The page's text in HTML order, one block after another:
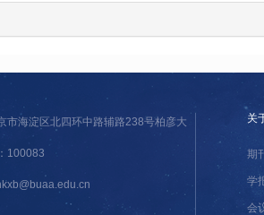
市海淀区北四环中路辅路238号柏彦大
100083
关
期
学
会